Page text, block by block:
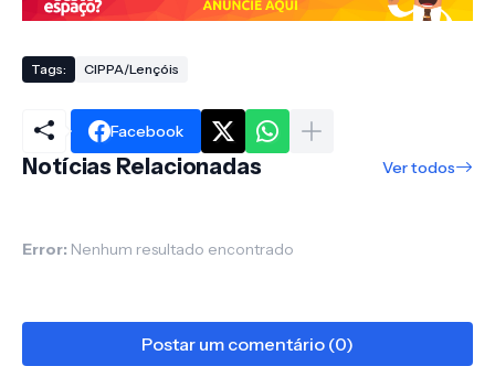
Tags: CIPPA/Lençóis
Facebook
Notícias Relacionadas Ver todos
Error: Nenhum resultado encontrado
Postar um comentário (0)